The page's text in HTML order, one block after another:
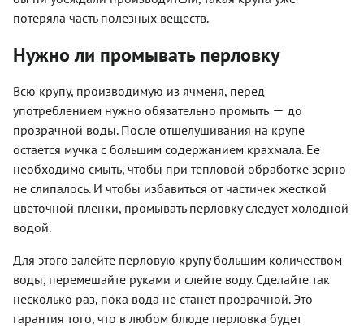
потеряла часть полезных веществ.
Нужно ли промывать перловку
Всю крупу, производимую из ячменя, перед
употреблением нужно обязательно промыть — до
прозрачной воды. После отшелушивания на крупе
остается мучка с большим содержанием крахмала. Ее
необходимо смыть, чтобы при тепловой обработке зерно
не слипалось. И чтобы избавиться от частичек жесткой
цветочной пленки, промывать перловку следует холодной
водой.
Для этого залейте перловую крупу большим количеством
воды, перемешайте руками и слейте воду. Сделайте так
несколько раз, пока вода не станет прозрачной. Это
гарантия того, что в любом блюде перловка будет